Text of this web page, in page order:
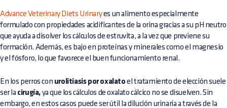
Advance Veterinary Diets Urinaryes un alimento especialmente
formulado con propiedades acidificantes de la orina gracias a su pH neutro
que ayuda a disolver los cálculos de estruvita, a la vez que previene su
formación. Además, es bajo en proteínas y minerales como el magnesio
y el fósforo, lo que favorece el buen funcionamiento renal.
En los perros con urolitiasis por oxalato el tratamiento de elección suele
ser la cirugía, ya que los cálculos de oxalato cálcico no se disuelven. Sin
embargo, en estos casos puede ser útil la dilución urinaria a través de la